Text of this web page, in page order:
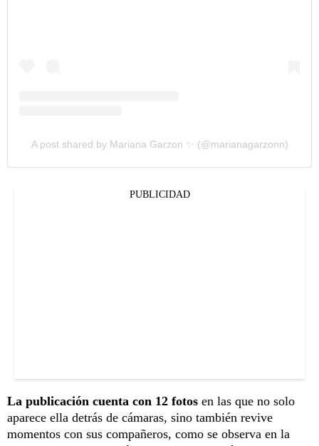
A post shared by Mariana Garzon ✨ (@marianagarzonn)
PUBLICIDAD
La publicación cuenta con 12 fotos en las que no solo
aparece ella detrás de cámaras, sino también revive
momentos con sus compañeros, como se observa en la